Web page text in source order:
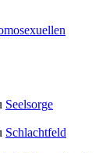
Seelsorge
Schlachtfeld